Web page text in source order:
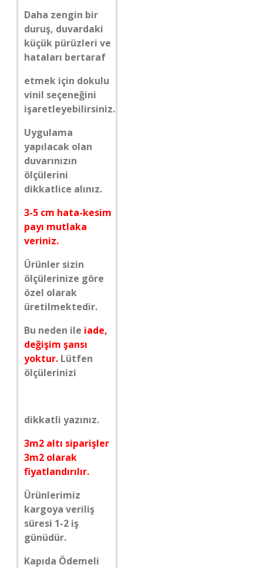
Daha zengin bir
duruş, duvardaki
küçük pürüzleri ve
hataları bertaraf
etmek için dokulu
vinil seçeneğini
işaretleyebilirsiniz.
Uygulama
yapılacak olan
duvarınızın
ölçülerini
dikkatlice alınız.
3-5 cm hata-kesim
payı mutlaka
veriniz.
Ürünler sizin
ölçülerinize göre
özel olarak
üretilmektedir.
Bu neden ile iade,
değişim şansı
yoktur. Lütfen
ölçülerinizi
dikkatli yazınız.
3m2 altı siparişler
3m2 olarak
fiyatlandırılır.
Ürünlerimiz
kargoya veriliş
süresi 1-2 iş
günüdür.
Kapıda Ödemeli